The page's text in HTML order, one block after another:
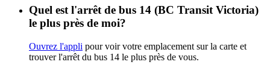
Quel est l'arrêt de bus 14 (BC Transit Victoria)
le plus près de moi?
Ouvrez l'appli pour voir votre emplacement sur la carte et
trouver l'arrêt du bus 14 le plus près de vous.